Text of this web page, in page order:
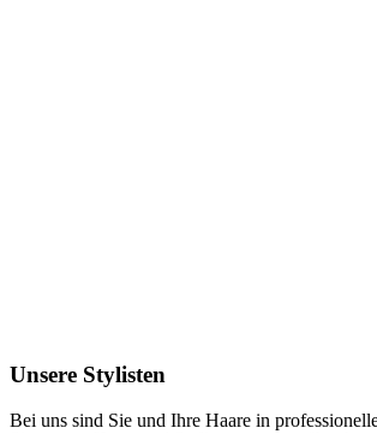
Unsere Stylisten
Bei uns sind Sie und Ihre Haare in